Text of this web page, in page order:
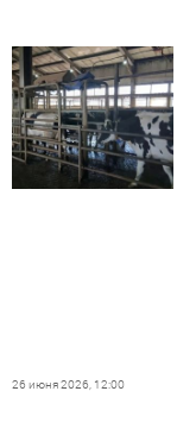
26 июня 2026, 12:00